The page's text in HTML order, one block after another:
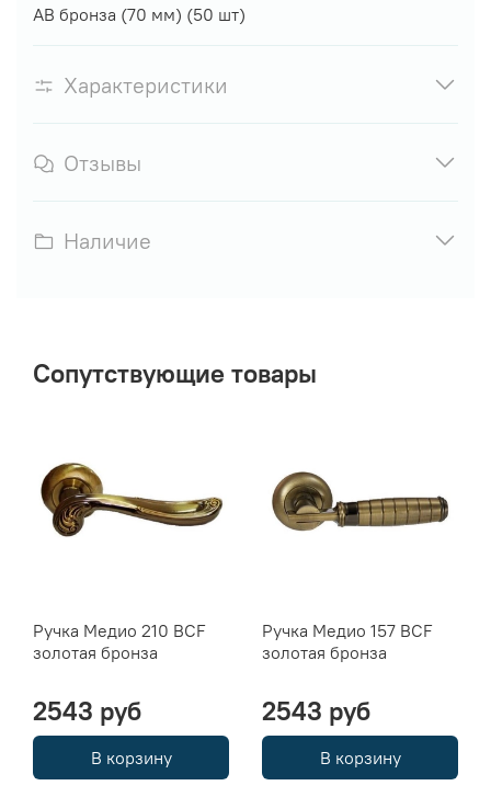
AB бронза (70 мм) (50 шт)
Характеристики
Отзывы
Наличие
Сопутствующие товары
Ручка Медио 210 BCF
золотая бронза
2543 руб
В корзину
Ручка Медио 157 BCF
золотая бронза
2543 руб
В корзину